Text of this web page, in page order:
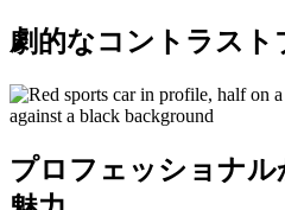
劇的なコントラスト
プロフェッショナル